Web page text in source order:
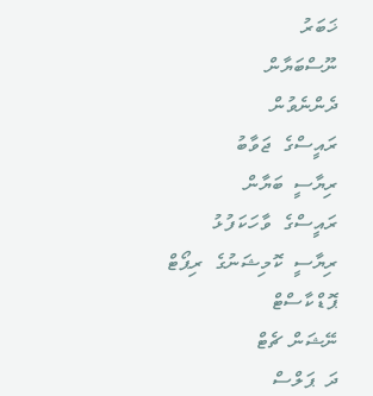
ޚަބަރު
ނޫސްބަޔާން
ދެންނެވުން
ރައީސްގެ ޖަވާބު
ރިޔާސީ ބަޔާން
ރައީސްގެ ވާހަކަފުޅު
ރިޔާސީ ކޮމިޝަނުގެ ރިޕޯޓް
ޕޮޑްކާސްޓް
ނޭޝަން ޗެޓް
ދަ ޕަލްސް